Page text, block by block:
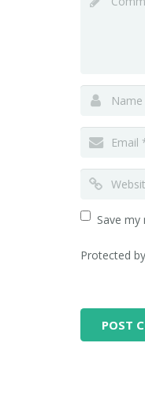
Save
Protected